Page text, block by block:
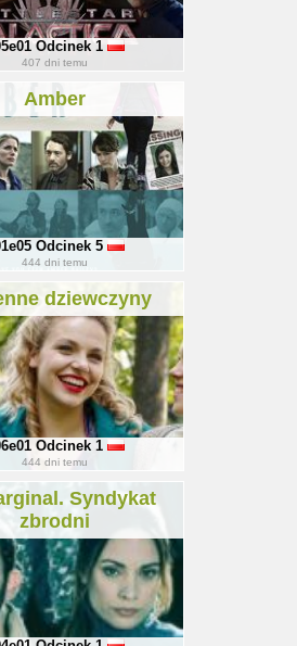
Odcinek 1
407 dni temu
Amber
Odcinek 5
444 dni temu
dziewczyny
Odcinek 1
444 dni temu
Syndykat
zbrodni